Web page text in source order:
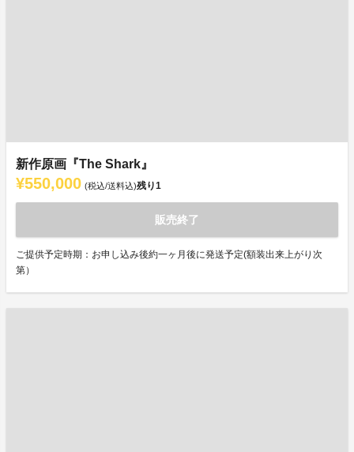
新作原画『The Shark』
¥550,000 (税込/送料込)残り1
販売終了
ご提供予定時期：お申し込み後約一ヶ月後に発送予定(額装出来上がり次
第）